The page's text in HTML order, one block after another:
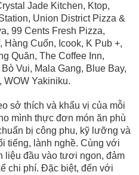
Jade Kitchen, Ktop,
Union District Pizza &
99 Cents Fresh Pizza,
Cuốn, Icook, K Pub +,
Quăn, The Coffee Inn,
Vui, Mala Gang, Blue Bay,
WOW Yakiniku.
sở thích và khẩu vị của mỗi
mình thực đơn món ăn phù
bị công phu, kỹ lưỡng và
tiếng, lành nghề. Cùng với
liệu đầu vào tươi ngon, đảm
chi phí. Đặc biệt, đến với